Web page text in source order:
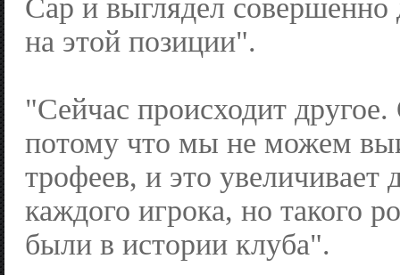
Сар и выглядел совершенно
на этой позиции".
"Сейчас происходит
потому что мы не можем
трофеев, и это увеличивает
каждого игрока, но такого
были в истории клуба".